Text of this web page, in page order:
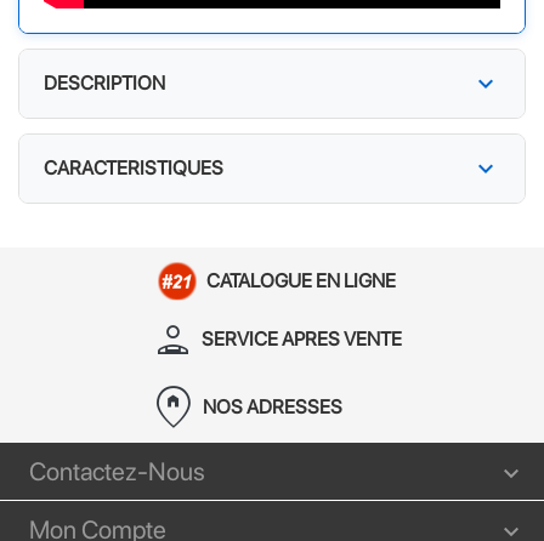
DESCRIPTION expand_more
CARACTERISTIQUES expand_more
CATALOGUE EN LIGNE
person_apron SERVICE APRES VENTE
home_pin NOS ADRESSES
Contactez-Nous
Mon Compte